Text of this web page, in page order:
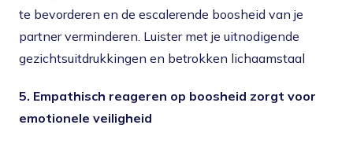
te bevorderen en de escalerende boosheid van je
partner verminderen. Luister met je uitnodigende
gezichtsuitdrukkingen en betrokken lichaamstaal
5. Empathisch reageren op boosheid zorgt voor
emotionele veiligheid